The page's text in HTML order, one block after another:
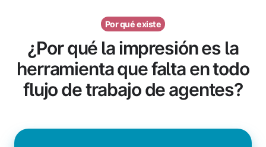
Por qué existe
¿Por qué la impresión es la
herramienta que falta en todo
flujo de trabajo de agentes?